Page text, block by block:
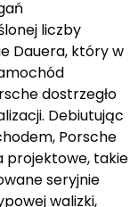
liczby
Dauera, który w
dostrzegło
Debiutując
Porsche
projektowe, takie
seryjnie
walizki,